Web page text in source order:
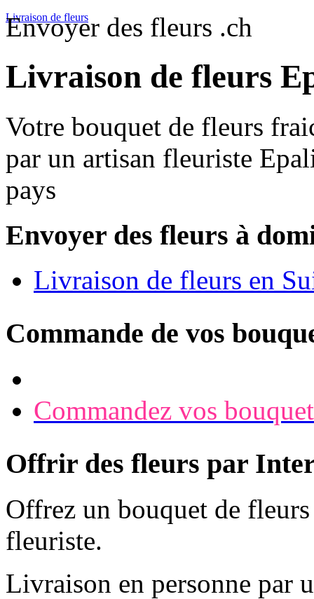
Livraison de fleurs
Envoyer des fleurs .ch
Livraison de fleurs
Votre bouquet de fleurs
par un artisan fleuriste
pays
Envoyer des fleurs à
Livraison de fleurs en
Commande de vos
Commandez vos
Offrir des fleurs par
Offrez un bouquet de
fleuriste.
Livraison en personne par